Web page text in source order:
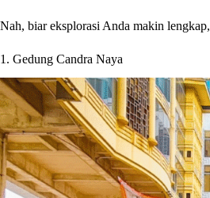
Nah, biar eksplorasi Anda makin
1. Gedung Candra Naya